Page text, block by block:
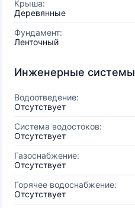
Крыша:
Деревянные
Фундамент:
Ленточный
Инженерные системы
Водоотведение:
Отсутствует
Система водостоков:
Отсутствует
Газоснабжение:
Отсутствует
Горячее водоснабжение:
Отсутствует